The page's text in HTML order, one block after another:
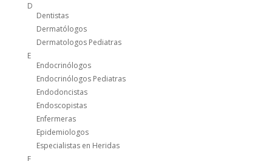
D
Dentistas
Dermatólogos
Dermatologos Pediatras
E
Endocrinólogos
Endocrinólogos Pediatras
Endodoncistas
Endoscopistas
Enfermeras
Epidemiologos
Especialistas en Heridas